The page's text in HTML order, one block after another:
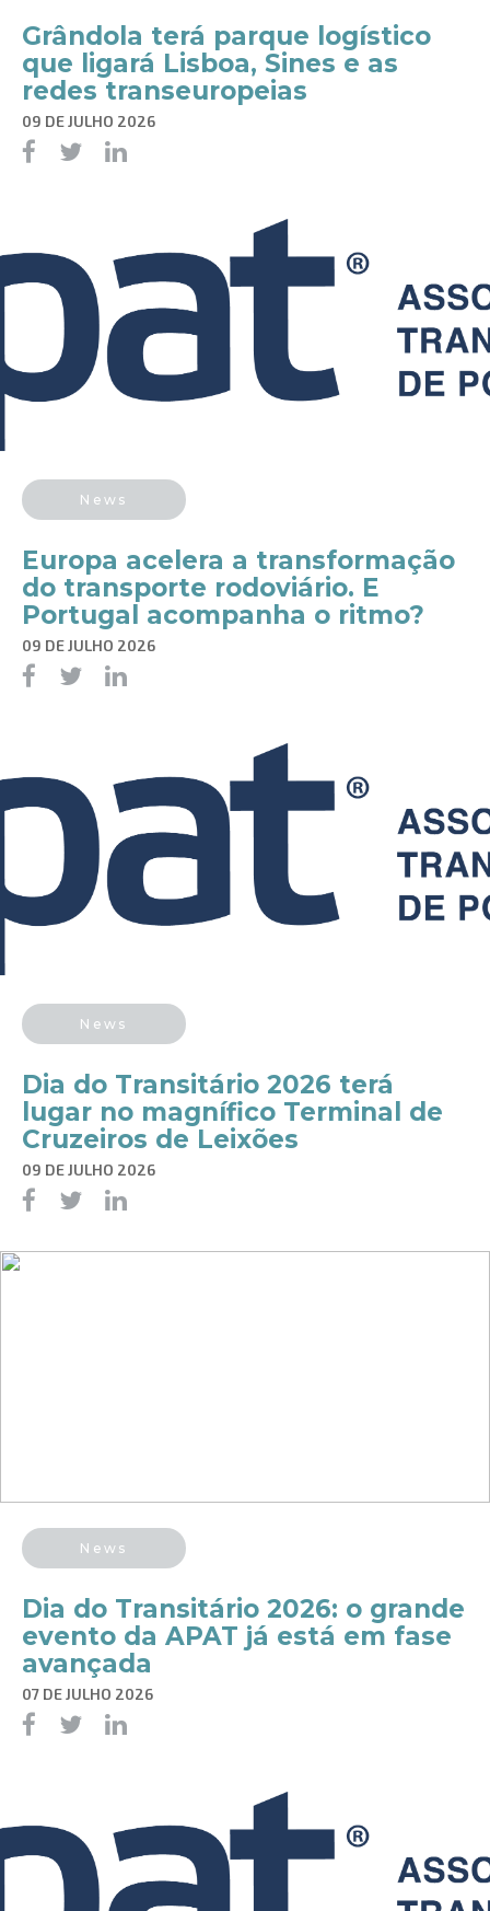
Grândola terá parque logístico
que ligará Lisboa, Sines e as
redes transeuropeias
09 DE JULHO 2026
News
Europa acelera a transformação
do transporte rodoviário. E
Portugal acompanha o ritmo?
09 DE JULHO 2026
News
Dia do Transitário 2026 terá
lugar no magnífico Terminal de
Cruzeiros de Leixões
09 DE JULHO 2026
News
Dia do Transitário 2026: o grande
evento da APAT já está em fase
avançada
07 DE JULHO 2026